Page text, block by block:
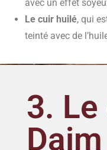
avec un effet
Le cuir huilé, qui
teinté avec de
3.